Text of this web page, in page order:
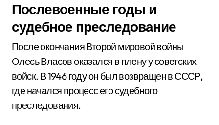
Послевоенные годы и
судебное преследование
После окончания Второй мировой войны
Олесь Власов оказался в плену у советских
войск. В 1946 году он был возвращен в СССР,
где начался процесс его судебного
преследования.